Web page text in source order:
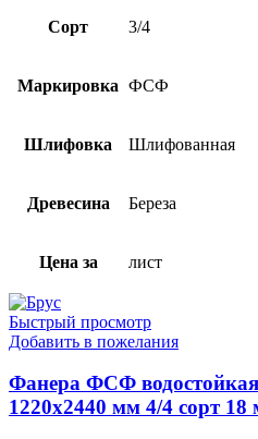
Сорт 3/4
Маркировка ФСФ
Шлифовка Шлифованная
Древесина Береза
Цена за лист
Быстрый просмотр
Добавить в пожелания
Фанера ФСФ
1220х2440 мм 4/4 сорт 18